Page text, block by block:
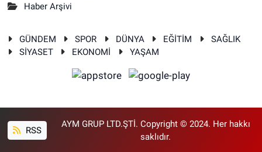
Haber Arşivi
GÜNDEM SPOR DÜNYA EĞİTİM
SAĞLIK
SİYASET
EKONOMİ YAŞAM
RSS
AYM GRUP LTD.ŞTİ. Copyright © 2024. Her hakkı
saklıdır.